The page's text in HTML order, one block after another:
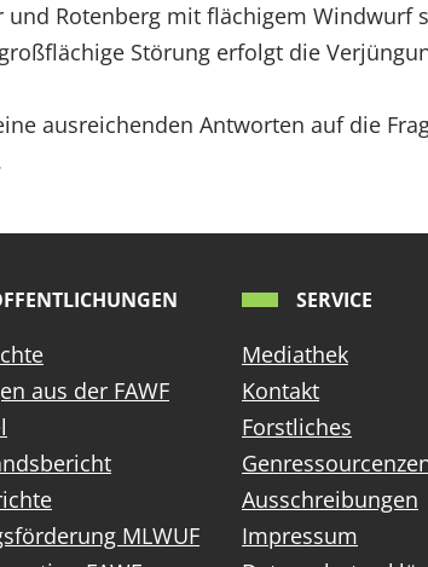
und Rotenberg mit flächigem
Störung erfolgt die
ausreichenden Antworten auf die
aus der FAWF
MLWUF
SERVICE
Mediathek
Kontakt
Forstliches
Ausschreibungen
Impressum